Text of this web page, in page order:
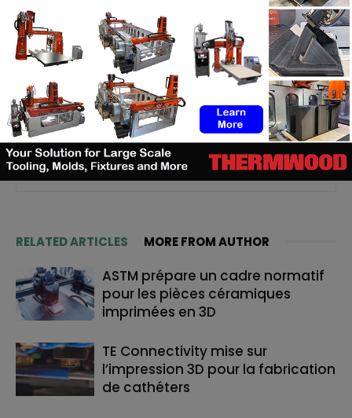
Yosra K.
Passionnée de nouvelles technologies, j’ai découvert
l’impression 3D à travers différentes expériences
professionnelles. Consciente de l’importance de cette
technologie pour les marchés d’aujourd’hui et de demain,
c’est avec plaisir que je vous partage les dernières
informations et analyses qui y ont trait, afin qu’à votre tour,
vous puissiez en tirer profit. #Restezconnectés #3DAdept
RELATED ARTICLES MORE FROM AUTHOR
ASTM prépare un cadre normatif
pour les pièces céramiques
imprimées en 3D
TE Connectivity mise sur
l’impression 3D pour la fabrication
de cathéters